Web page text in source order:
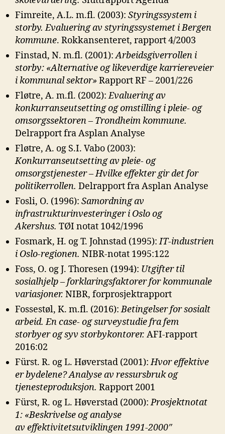
Fimreite, A.L. m.fl. (2003): Styringssystem i
storby. Evaluering av styringssystemet i Bergen
kommune. Rokkansenteret, rapport 4/2003
Finstad, N. m.fl. (2001):Arbeidsgiverrollen i
storby: «Alternative og likeverdigekarriereveier
i kommunal sektor» Rapport RF – 2001/226
Fløtre, A. m.fl. (2002):Evaluering av
konkurranseutsetting og omstilling i pleie- og
omsorgssektoren – Trondheim kommune.
Delrapport fra Asplan Analyse
Fløtre, A. og S.I. Vabo (2003):
Konkurranseutsetting av pleie- og
omsorgstjenester– Hvilke effekter gir det for
politikerrollen. Delrapport fra Asplan Analyse
Fosli, O. (1996): Samordning av
infrastrukturinvesteringer i Oslo og
Akershus. TØI notat 1042/1996
Fosmark, H. og T. Johnstad (1995):IT-industrien
i Oslo-regionen. NIBR-notat 1995:122
Foss, O. og J. Thoresen (1994): Utgifter til
sosialhjelp – forklaringsfaktorer forkommunale
variasjoner. NIBR, forprosjektrapport
Fossestøl, K. m.fl. (2016):Betingelser for sosialt
arbeid. En case- og surveystudiefra fem
storbyer og syv storbykontorer. AFI-rapport
2016:02
Fürst. R. og L. Høverstad (2001):Hvor effektive
er bydelene? Analyse av ressursbruk og
tjenesteproduksjon. Rapport 2001
Fürst, R. og L. Høverstad (2000):Prosjektnotat
1: «Beskrivelse og analyse
av effektivitetsutviklingen 1991-2000″